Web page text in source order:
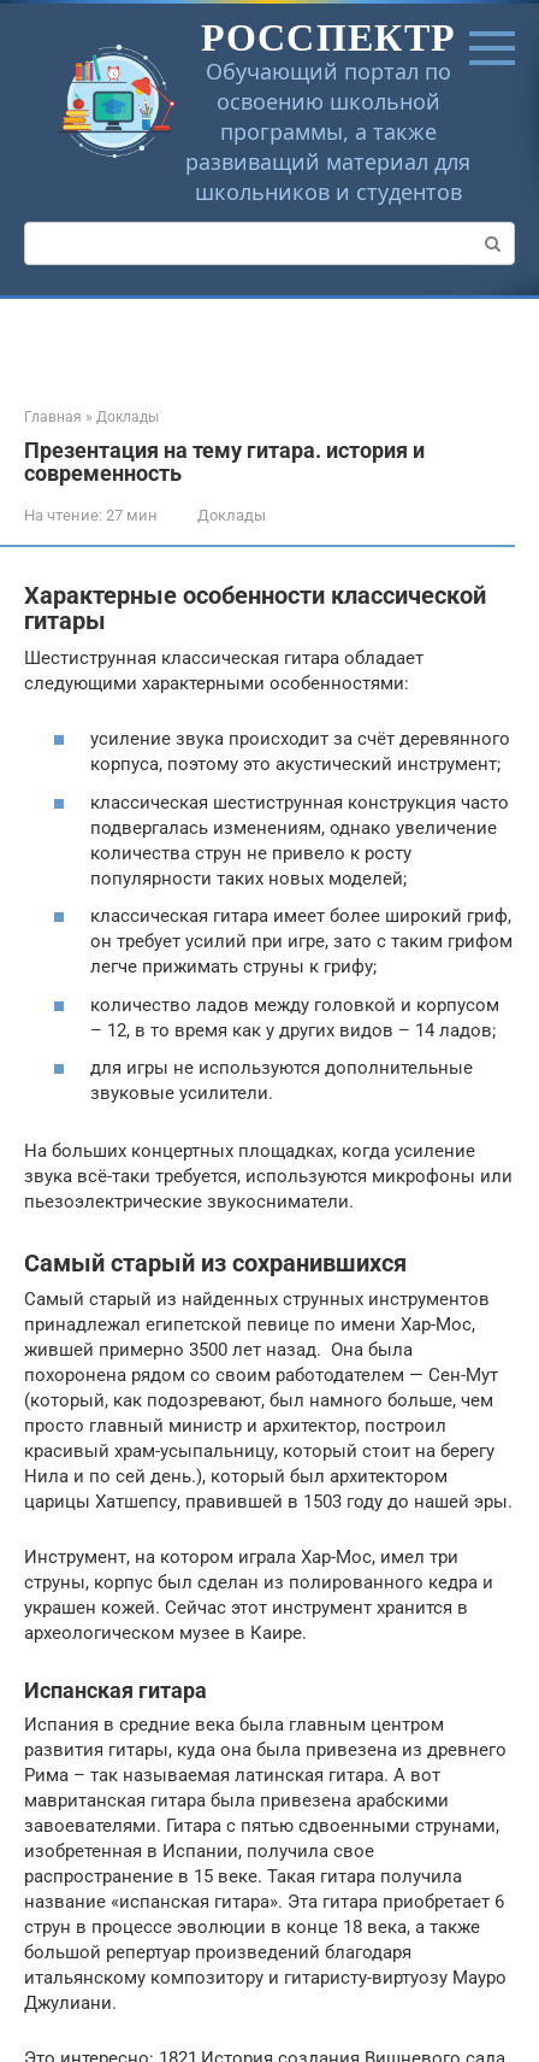
Перейти
РОССПЕКТР
Обучающий портал по
освоению школьной
программы, а также
развиващий материал для
школьников и студентов
Поиск:
Главная » Доклады
Презентация на тему гитара. история и
современность
На чтение: 27 мин Доклады
Характерные особенности классической
гитары
Шестиструнная классическая гитара обладает
следующими характерными особенностями:
усиление звука происходит за счёт деревянного
корпуса, поэтому это акустический инструмент;
классическая шестиструнная конструкция часто
подвергалась изменениям, однако увеличение
количества струн не привело к росту
популярности таких новых моделей;
классическая гитара имеет более широкий гриф,
он требует усилий при игре, зато с таким грифом
легче прижимать струны к грифу;
количество ладов между головкой и корпусом
– 12, в то время как у других видов – 14 ладов;
для игры не используются дополнительные
звуковые усилители.
На больших концертных площадках, когда усиление
звука всё-таки требуется, используются микрофоны или
пьезоэлектрические звукосниматели.
Самый старый из сохранившихся
Самый старый из найденных струнных инструментов
принадлежал египетской певице по имени Хар-Мос,
жившей примерно 3500 лет назад. Она была
похоронена рядом со своим работодателем — Сен-Мут
(который, как подозревают, был намного больше, чем
просто главный министр и архитектор, построил
красивый храм-усыпальницу, который стоит на берегу
Нила и по сей день.), который был архитектором
царицы Хатшепсу, правившей в 1503 году до нашей эры.
Инструмент, на котором играла Хар-Мос, имел три
струны, корпус был сделан из полированного кедра и
украшен кожей. Сейчас этот инструмент хранится в
археологическом музее в Каире.
Испанская гитара
Испания в средние века была главным центром
развития гитары, куда она была привезена из древнего
Рима – так называемая латинская гитара. А вот
мавританская гитара была привезена арабскими
завоевателями. Гитара с пятью сдвоенными струнами,
изобретенная в Испании, получила свое
распространение в 15 веке. Такая гитара получила
название «испанская гитара». Эта гитара приобретает 6
струн в процессе эволюции в конце 18 века, а также
большой репертуар произведений благодаря
итальянскому композитору и гитаристу-виртуозу Мауро
Джулиани.